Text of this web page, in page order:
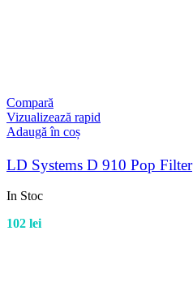
Compară
Vizualizează rapid
Adaugă în coș
LD Systems D 910 Pop Filter
In Stoc
102 lei